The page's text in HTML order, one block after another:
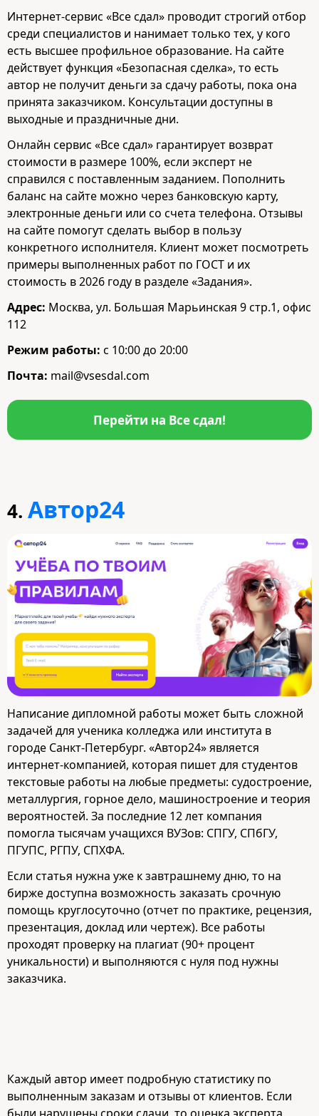
Интернет-сервис «Все сдал» проводит строгий отбор
среди специалистов и нанимает только тех, у кого
есть высшее профильное образование. На сайте
действует функция «Безопасная сделка», то есть
автор не получит деньги за сдачу работы, пока она
принята заказчиком. Консультации доступны в
выходные и праздничные дни.
Онлайн сервис «Все сдал» гарантирует возврат
стоимости в размере 100%, если эксперт не
справился с поставленным заданием. Пополнить
баланс на сайте можно через банковскую карту,
электронные деньги или со счета телефона. Отзывы
на сайте помогут сделать выбор в пользу
конкретного исполнителя. Клиент может посмотреть
примеры выполненных работ по ГОСТ и их
стоимость в 2026 году в разделе «Задания».
Адрес: Москва, ул. Большая Марьинская 9 стр.1, офис
112
Режим работы: с 10:00 до 20:00
Почта: mail@vsesdal.com
Перейти на Все сдал!
4. Автор24
Написание дипломной работы может быть сложной
задачей для ученика колледжа или института в
городе Санкт-Петербург. «Автор24» является
интернет-компанией, которая пишет для студентов
текстовые работы на любые предметы: судостроение,
металлургия, горное дело, машиностроение и теория
вероятностей. За последние 12 лет компания
помогла тысячам учащихся ВУЗов: СПГУ, СПбГУ,
ПГУПС, РГПУ, СПХФА.
Если статья нужна уже к завтрашнему дню, то на
бирже доступна возможность заказать срочную
помощь круглосуточно (отчет по практике, рецензия,
презентация, доклад или чертеж). Все работы
проходят проверку на плагиат (90+ процент
уникальности) и выполняются с нуля под нужны
заказчика.
Каждый автор имеет подробную статистику по
выполненным заказам и отзывы от клиентов. Если